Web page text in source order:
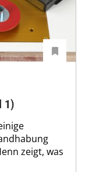
1)
zeigt, was